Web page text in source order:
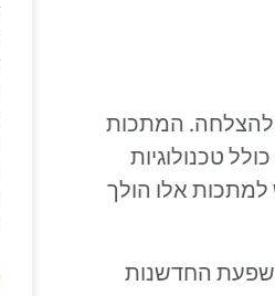
להצלחה. המתכות
טכנולוגיות
אלו הולך
החדשנות